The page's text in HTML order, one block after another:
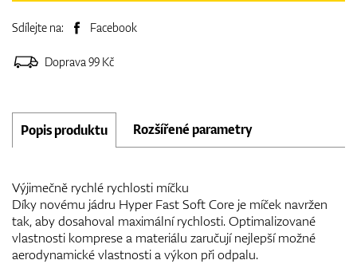
Sdílejte na: Facebook
Doprava 99 Kč
Popis produktu Rozšířené parametry
Výjimečně rychlé rychlosti míčku
Díky novému jádru Hyper Fast Soft Core je míček navržen
tak, aby dosahoval maximální rychlosti. Optimalizované
vlastnosti komprese a materiálu zaručují nejlepší možné
aerodynamické vlastnosti a výkon při odpalu.